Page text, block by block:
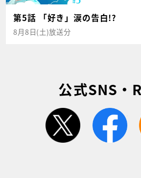
第5話 「好き」涙の告白!?
8月8日(土)放送分
公式SNS・
twitter